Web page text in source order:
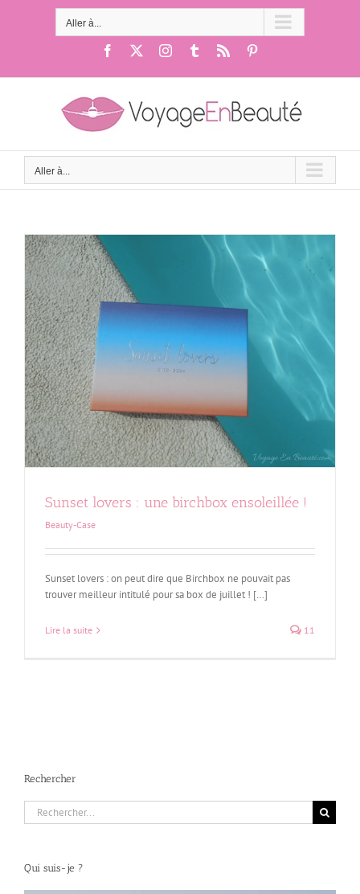
Aller à...
Facebook Instagram
Tumblr
Aller à...
Sunset lovers : une birchbox ensoleillée !
Beauty-Case
Sunset lovers : on peut dire que Birchbox ne pouvait pas
trouver meilleur intitulé pour sa box de juillet ! […]
Lire la suite 11
Rechercher
Rechercher:
Qui suis-je ?